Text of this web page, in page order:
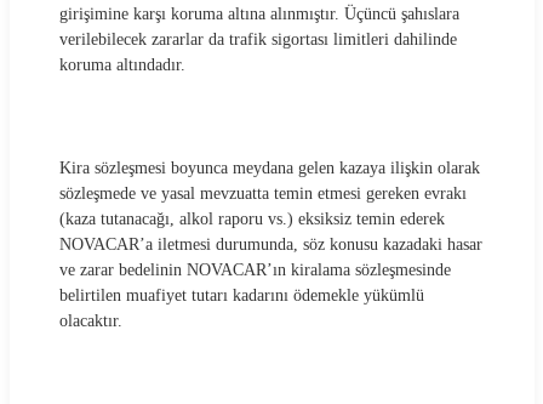
girişimine karşı koruma altına alınmıştır. Üçüncü şahıslara
verilebilecek zararlar da trafik sigortası limitleri dahilinde
koruma altındadır.
Kira sözleşmesi boyunca meydana gelen kazaya ilişkin olarak
sözleşmede ve yasal mevzuatta temin etmesi gereken evrakı
(kaza tutanacağı, alkol raporu vs.) eksiksiz temin ederek
NOVACAR’a iletmesi durumunda, söz konusu kazadaki hasar
ve zarar bedelinin NOVACAR’ın kiralama sözleşmesinde
belirtilen muafiyet tutarı kadarını ödemekle yükümlü
olacaktır.